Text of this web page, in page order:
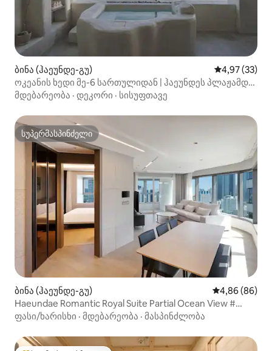
ბინა (ჰაეუნდე-გუ) საშუალო
4,97 (33)
ოკეანის ხედი მე-6 სართულიდან | ჰაეუნდეს პლაჟამდე
10 წამის სავალზე [უფასო აქცია ცხელი აბაზანით]
მდებარეობა · დეკორი · სისუფთავე
სუპერმასპინძელი
სუპერმასპინძელი
ბინა (ჰაეუნდე-გუ) საშუალო
4,86 (86)
Haeundae Romantic Royal Suite Partial Ocean View #
Haeundae Beach # 4 ~ 6-person room # Self-catering #
ფასი/ხარისხი · მდებარეობა · მასპინძლობა